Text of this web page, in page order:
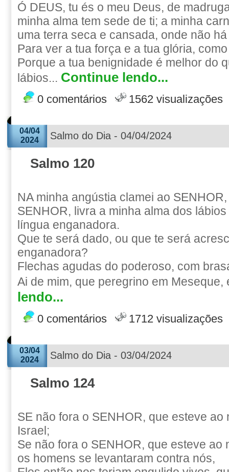
Ó DEUS, tu és o meu Deus, de
minha alma tem sede de ti; a minha
uma terra seca e cansada, onde não
Para ver a tua força e a tua glória,
Porque a tua benignidade é melhor do
lábios... Continue lendo...
0 comentários 1562 visualizações
04/04
2024
Salmo do Dia - 04/04/2024
Salmo 120
NA minha angústia clamei ao
SENHOR, livra a minha alma dos
língua enganadora.
Que te será dado, ou que te será
enganadora?
Flechas agudas do poderoso, com
Ai de mim, que peregrino em Meseque,
lendo...
0 comentários 1712 visualizações
03/04
2024
Salmo do Dia - 03/04/2024
Salmo 124
SE não fora o SENHOR, que esteve ao
Israel;
Se não fora o SENHOR, que esteve ao
os homens se levantaram contra nós,